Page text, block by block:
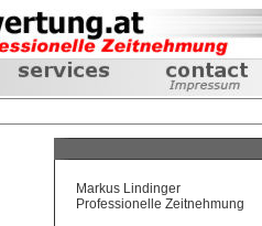
Markus Lindinger
Professionelle Zeitnehmung